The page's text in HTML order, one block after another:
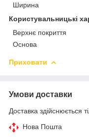
Ширина
Користувальницькі
Верхнє покриття
Основа
Приховати
Умови доставки
Доставка здійснюється
Нова Пошта